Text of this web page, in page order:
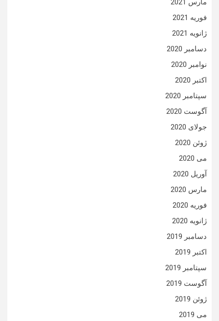
مارس 2021
فوریه 2021
ژانویه 2021
دسامبر 2020
نوامبر 2020
اکتبر 2020
سپتامبر 2020
آگوست 2020
جولای 2020
ژوئن 2020
می 2020
آوریل 2020
مارس 2020
فوریه 2020
ژانویه 2020
دسامبر 2019
اکتبر 2019
سپتامبر 2019
آگوست 2019
ژوئن 2019
می 2019